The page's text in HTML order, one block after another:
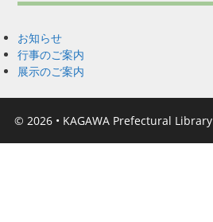
お知らせ
行事のご案内
展示のご案内
© 2026 • KAGAWA Prefectural Library